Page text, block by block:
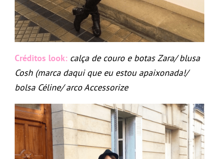
Créditos look: calça de couro e botas Zara/ blusa
Cosh (marca daqui que eu estou apaixonada!/
bolsa Céline/ arco Accessorize